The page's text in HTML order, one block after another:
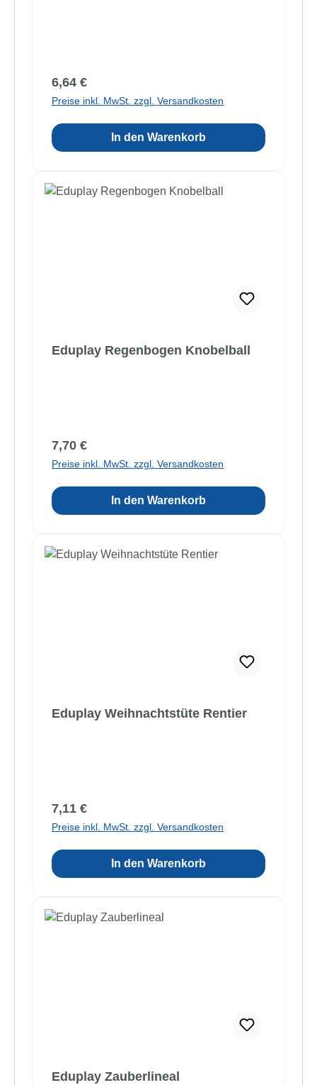
Regulärer Preis:
6,64 €
Preise inkl. MwSt. zzgl. Versandkosten
In den Warenkorb
Eduplay Regenbogen Knobelball
Regulärer Preis:
7,70 €
Preise inkl. MwSt. zzgl. Versandkosten
In den Warenkorb
Eduplay Weihnachtstüte Rentier
Regulärer Preis:
7,11 €
Preise inkl. MwSt. zzgl. Versandkosten
In den Warenkorb
Eduplay Zauberlineal